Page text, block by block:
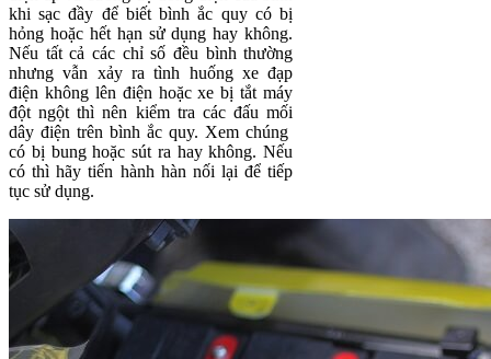
khi sạc đầy để biết bình ắc quy có bị
hỏng hoặc hết hạn sử dụng hay không.
Nếu tất cả các chỉ số đều bình thường
nhưng vẫn xảy ra tình huống xe đạp
điện không lên điện hoặc xe bị tắt máy
đột ngột thì nên kiểm tra các đấu mối
dây điện trên bình ắc quy. Xem chúng
có bị bung hoặc sút ra hay không. Nếu
có thì hãy tiến hành hàn nối lại để tiếp
tục sử dụng.